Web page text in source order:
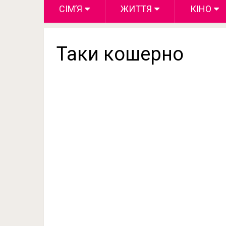
СІМ’Я ЖИТТЯ КІНО
Таки кошерно